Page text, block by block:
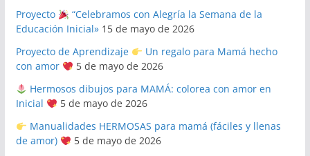
Proyecto
“Celebramos con Alegría la Semana de la
Educación Inicial» 15 de mayo de 2026
Proyecto de Aprendizaje
Un regalo para Mamá hecho
con amor
5 de mayo de 2026
Hermosos dibujos para MAMÁ: colorea con amor en
Inicial
5 de mayo de 2026
Manualidades HERMOSAS para mamá (fáciles y llenas
de amor)
5 de mayo de 2026